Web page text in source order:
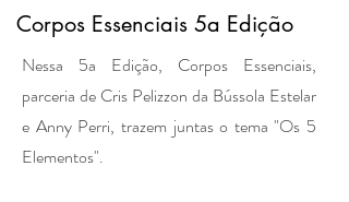
Corpos Essenciais 5a Edição
Nessa 5a Edição, Corpos Essenciais,
parceria de Cris Pelizzon da Bússola Estelar
e Anny Perri, trazem juntas o tema "Os 5
Elementos".